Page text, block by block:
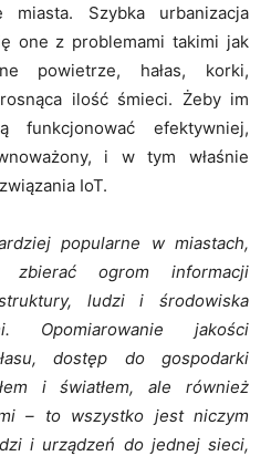
Szybka urbanizacja
one z problemami takimi jak
powietrze, hałas, korki,
ilość śmieci. Żeby im
funkcjonować efektywniej,
i w tym właśnie
IoT.
popularne w miastach,
zbierać ogrom informacji
ludzi i środowiska
Opomiarowanie jakości
dostęp do gospodarki
i światłem, ale również
– to wszystko jest niczym
i urządzeń do jednej sieci,